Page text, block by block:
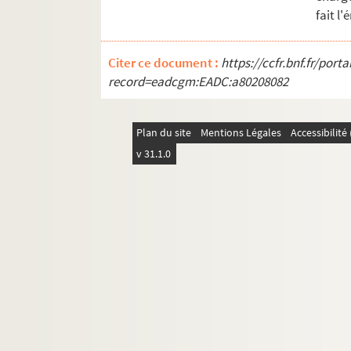
Ms Chiflet 62. « Volume contenant
Ms Chiflet 64. Epitaphes recueillies dans
Ms Chiflet 65. « Pièces historiques
Ms Chiflet 67. « Pièces historiques
Ms Chiflet 68. « Pièces historiques
fait
Citer ce document : https://ccfr.bnf.fr/
record=eadcgm:EADC:a80208082
Plan du site Mentions Légales
v 31.1.0